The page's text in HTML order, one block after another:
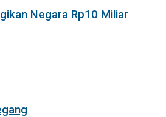
Negara Rp10 Miliar